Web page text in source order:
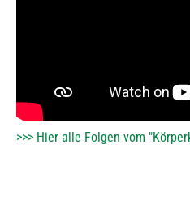
>>> Hier alle Folgen vom